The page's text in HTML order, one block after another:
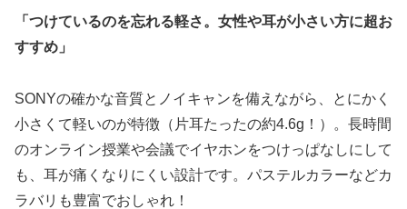
「つけているのを忘れる軽さ。女性や耳が小さい方に超お
すすめ」
SONYの確かな音質とノイキャンを備えながら、とにかく
小さくて軽いのが特徴（片耳たったの約4.6g！）。長時間
のオンライン授業や会議でイヤホンをつけっぱなしにして
も、耳が痛くなりにくい設計です。パステルカラーなどカ
ラバリも豊富でおしゃれ！